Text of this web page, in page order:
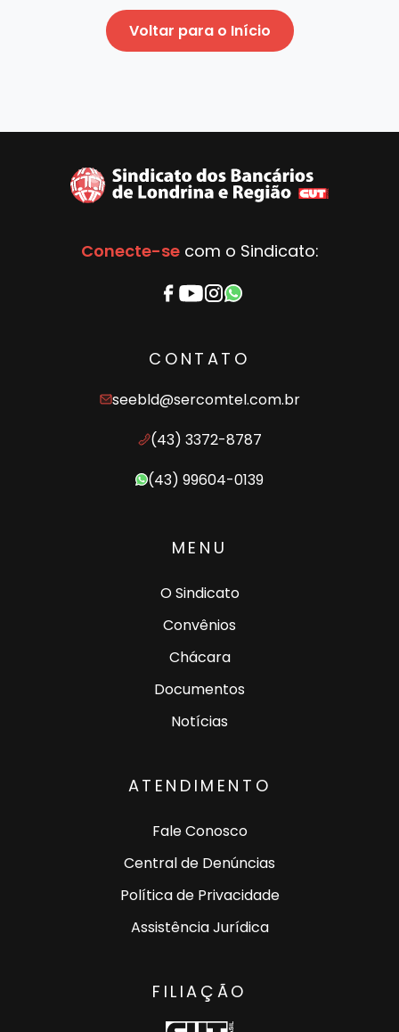
Voltar para o Início
Conecte-secom o Sindicato:
CONTATO
seebld@sercomtel.com.br
(43) 3372-8787
(43) 99604-0139
MENU
O Sindicato
Convênios
Chácara
Documentos
Notícias
ATENDIMENTO
Fale Conosco
Central de Denúncias
Política de Privacidade
Assistência Jurídica
FILIAÇÃO